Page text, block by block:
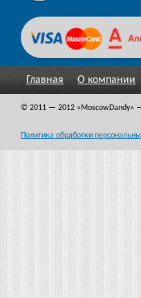
Главная О компании
© 2011 — 2012 «MoscowDandy»
Политика обработки